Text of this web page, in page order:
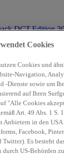
DCT,Edition 30
PS
(komb.) •
-- (komb.)
Cookies
Cookies und
Navigation,
-Dienste sowie um
auf Ihren
"Alle Cookies
Art. 49 Abs. 1 S.
Anbietern in den
Facebook,
Es besteht
durch US-Behörden